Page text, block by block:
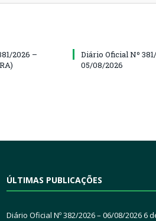
2026 –
Diário Oficial Nº
05/08/2026
ÚLTIMAS PUBLICAÇÕES
Diário Oficial Nº 382/2026 – 06/08/20266